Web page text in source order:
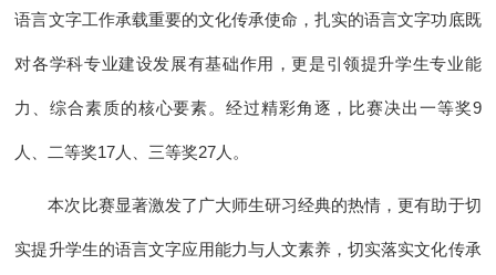
语言文字工作承载重要的文化传承使命，扎实的语言文字功底既
对各学科专业建设发展有基础作用，更是引领提升学生专业能
力、综合素质的核心要素。经过精彩角逐，比赛决出一等奖9
人、二等奖17人、三等奖27人。
本次比赛显著激发了广大师生研习经典的热情，更有助于切
实提升学生的语言文字应用能力与人文素养，切实落实文化传承